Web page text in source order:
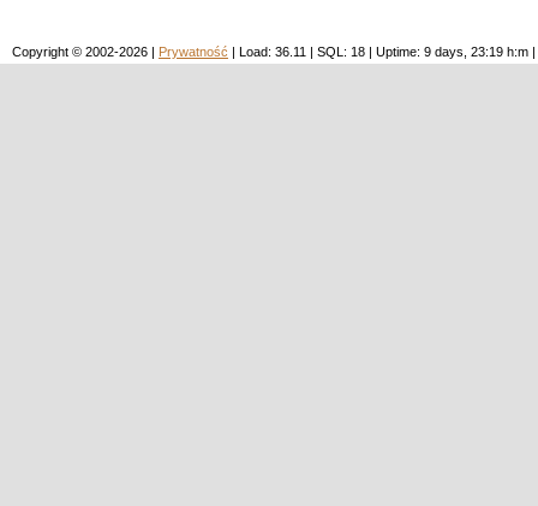
Copyright © 2002-2026 | Prywatność | Load: 36.11 | SQL: 18 | Uptime: 9 days, 23:19